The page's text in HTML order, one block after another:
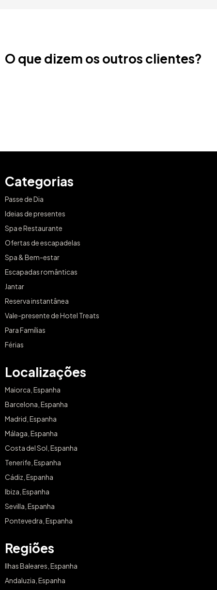
O que dizem os outros clientes?
Categorias
Passe de Dia
Ideias de presentes
Spa e Restaurante
Ofertas de escapadelas
Spa & Bem-estar
Escapadas românticas
Jantar
Reserva instantânea
Vale-presente de Hotel Treats
Para Famílias
Férias
Localizações
Maiorca, Espanha
Barcelona, Espanha
Madrid, Espanha
Málaga, Espanha
Costa del Sol, Espanha
Tenerife, Espanha
Cádiz, Espanha
Ibiza, Espanha
Sevilla, Espanha
Pontevedra, Espanha
Regiões
Ilhas Baleares, Espanha
Andaluzia, Espanha